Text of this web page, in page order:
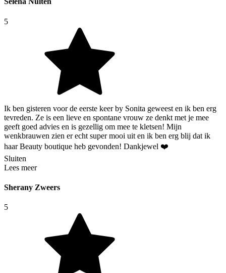
5
Ik ben gisteren voor de eerste keer by Sonita geweest en ik ben erg
tevreden. Ze is een lieve en spontane vrouw ze denkt met je mee
geeft goed advies en is gezellig om mee te kletsen! Mijn
wenkbrauwen zien er echt super mooi uit en ik ben erg blij dat ik
haar Beauty boutique heb gevonden! Dankjewel ❤️
Sluiten
Lees meer
Sherany Zweers
5